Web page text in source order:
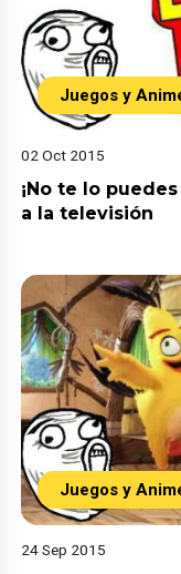
Juegos y
02 Oct 2015
¡No te lo
a la televisión
Juegos y
24 Sep 2015